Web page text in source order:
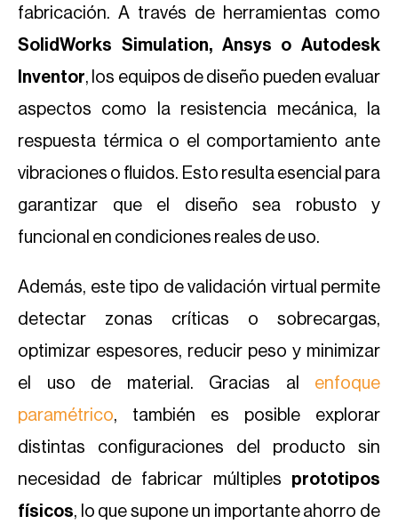
fabricación. A través de herramientas como
SolidWorks Simulation, Ansys o Autodesk
Inventor, los equipos de diseño pueden evaluar
aspectos como la resistencia mecánica, la
respuesta térmica o el comportamiento ante
vibraciones o fluidos. Esto resulta esencial para
garantizar que el diseño sea robusto y
funcional en condiciones reales de uso.
Además, este tipo de validación virtual permite
detectar zonas críticas o sobrecargas,
optimizar espesores, reducir peso y minimizar
el uso de material. Gracias al enfoque
paramétrico, también es posible explorar
distintas configuraciones del producto sin
necesidad de fabricar múltiples prototipos
físicos, lo que supone un importante ahorro de